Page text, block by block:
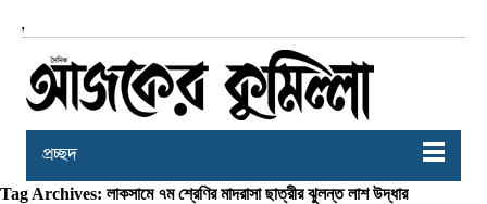
,
প্রচ্ছদ
Tag Archives: লাকসামে ৭ম শ্রেণির মাদরাসা ছাত্রীর ঝুলন্ত লাশ উদ্ধার